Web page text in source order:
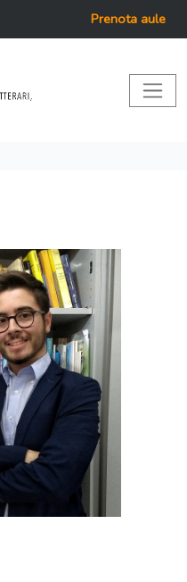
Prenota aule